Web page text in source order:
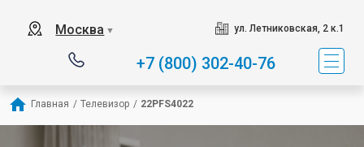
Москва ▼ ул. Летниковская, 2 к.1
+7 (800) 302-40-76
Главная / Телевизор / 22PFS4022